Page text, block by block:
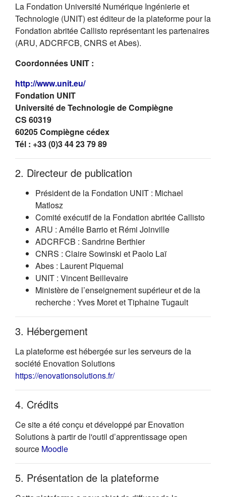
La Fondation Université Numérique Ingénierie et
Technologie (UNIT) est éditeur de la plateforme pour la
Fondation abritée Callisto représentant les partenaires
(ARU, ADCRFCB, CNRS et Abes).
Coordonnées UNIT :
http://www.unit.eu/(s'ouvre dans un nouvel onglet)
Fondation UNIT
Université de Technologie de Compiègne
CS 60319
60205 Compiègne cédex
Tél : +33 (0)3 44 23 79 89
2. Directeur de publication
Président de la Fondation UNIT : Michael
Matlosz
Comité exécutif de la Fondation abritée Callisto
ARU : Amélie Barrio et Rémi Joinville
ADCRFCB : Sandrine Berthier
CNRS : Claire Sowinski et Paolo Laï
Abes : Laurent Piquemal
UNIT : Vincent Beillevaire
Ministère de l’enseignement supérieur et de la
recherche : Yves Moret et Tiphaine Tugault
3. Hébergement
La plateforme est hébergée sur les serveurs de la
société Enovation Solutions
https://enovationsolutions.fr/(s'ouvre dans un nouvel onglet)
4. Crédits
Ce site a été conçu et développé par Enovation
Solutions à partir de l'outil d’apprentissage open
source Moodle(s'ouvre dans un nouvel onglet)
5. Présentation de la plateforme